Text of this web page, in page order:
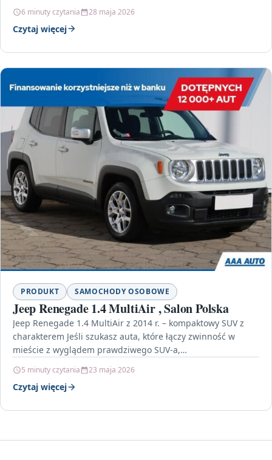
6 minuty czytania 28 maja 2026
Czytaj więcej
PRODUKT SAMOCHODY OSOBOWE
Jeep Renegade 1.4 MultiAir , Salon Polska
Jeep Renegade 1.4 MultiAir z 2014 r. – kompaktowy SUV z
charakterem Jeśli szukasz auta, które łączy zwinność w
mieście z wyglądem prawdziwego SUV-a,…
5 minuty czytania 23 maja 2026
Czytaj więcej